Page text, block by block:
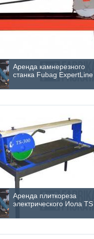
Аренда камнерезного
станка Fubag ExpertLine
Аренда плиткореза
электрического Иола